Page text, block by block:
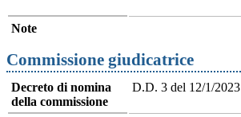
Note
Commissione giudicatrice
Decreto di nomina
della commissione
D.D. 3 del 12/1/2023